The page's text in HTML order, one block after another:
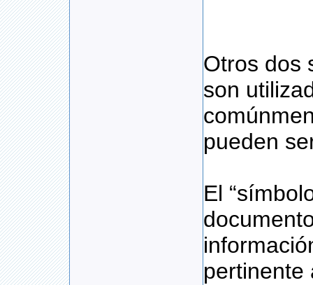
Otros dos
son
pueden
El
pertinente